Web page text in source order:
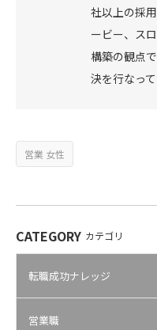
社以上の採
ービー、ス
構築の観点
決を行なって
営業 女性
CATEGORY カテゴリ
転職成功ナレッジ
営業職